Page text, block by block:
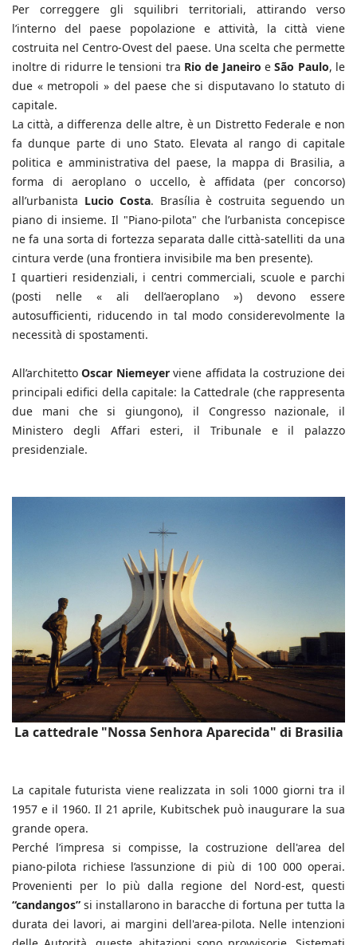
Per correggere gli squilibri territoriali, attirando verso
l’interno del paese popolazione e attività, la città viene
costruita nel Centro-Ovest del paese. Una scelta che permette
inoltre di ridurre le tensioni tra Rio de Janeiro eSão Paulo, le
due « metropoli » del paese che si disputavano lo statuto di
capitale.
La città, a differenza delle altre, è un Distretto Federale e non
fa dunque parte di uno Stato. Elevata al rango di capitale
politica e amministrativa del paese, la mappa di Brasilia, a
forma di aeroplano o uccello, è affidata (per concorso)
all’urbanista Lucio Costa. Brasília è costruita seguendo un
piano di insieme. Il "Piano-pilota" che l’urbanista concepisce
ne fa una sorta di fortezza separata dalle città-satelliti da una
cintura verde (una frontiera invisibile ma ben presente).
I quartieri residenziali, i centri commerciali, scuole e parchi
(posti nelle « ali dell’aeroplano ») devono essere
autosufficienti, riducendo in tal modo considerevolmente la
necessità di spostamenti.
All’architettoOscar Niemeyerviene affidata la costruzione dei
principali edifici della capitale: la Cattedrale (che rappresenta
due mani che si giungono), il Congresso nazionale, il
Ministero degli Affari esteri, il Tribunale e il palazzo
presidenziale.
La cattedrale "Nossa Senhora Aparecida" di Brasilia
La capitale futurista viene realizzata in soli 1000 giorni tra il
1957 e il 1960. Il 21 aprile, Kubitschek può inaugurare la sua
grande opera.
Perché l’impresa si compisse, la costruzione dell'area del
piano-pilota richiese l’assunzione di più di 100 000 operai.
Provenienti per lo più dalla regione del Nord-est, questi
“candangos” si installarono in baracche di fortuna per tutta la
durata dei lavori, ai margini dell'area-pilota. Nelle intenzioni